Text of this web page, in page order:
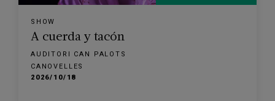
SHOW
A cuerda y tacón
AUDITORI CAN PALOTS
CANOVELLES
2026/10/18